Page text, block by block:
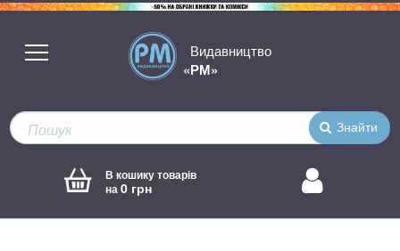
Видавництво
«РМ»
Знайти
В кошику товарів
на0 грн